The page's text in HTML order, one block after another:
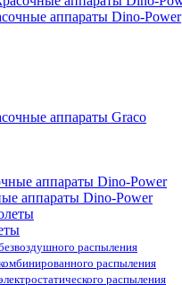
аппараты Dino-Power
аппараты Graco
аппараты Dino-Power
распыления
распыления
распыления